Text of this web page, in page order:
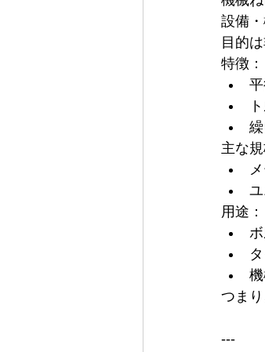
設備
目的
特徴：
主な規
用途：
つま
---